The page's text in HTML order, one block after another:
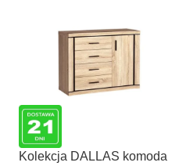
Kolekcja DALLAS komoda